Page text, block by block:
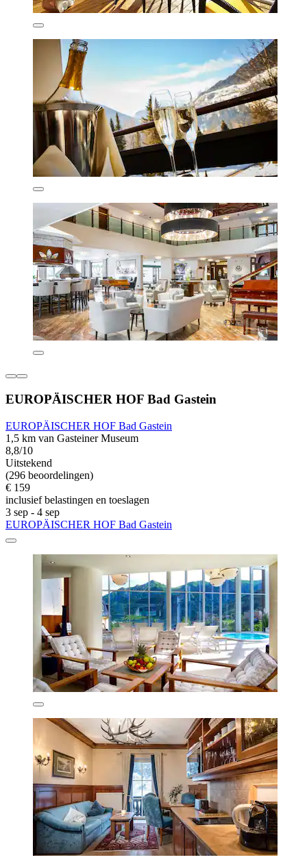
EUROPÄISCHER HOF Bad Gastein
EUROPÄISCHER HOF Bad Gastein
1,5 km van Gasteiner Museum
8,8/10
Uitstekend
(296 beoordelingen)
€ 159
inclusief belastingen en toeslagen
3 sep - 4 sep
EUROPÄISCHER HOF Bad Gastein